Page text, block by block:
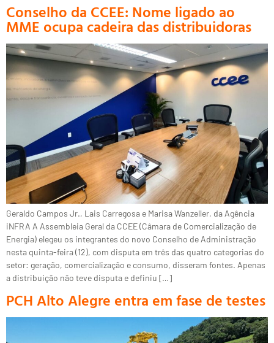
Conselho da CCEE: Nome ligado ao
MME ocupa cadeira das distribuidoras
Geraldo Campos Jr., Lais Carregosa e Marisa Wanzeller, da Agência
iNFRA A Assembleia Geral da CCEE (Câmara de Comercialização de
Energia) elegeu os integrantes do novo Conselho de Administração
nesta quinta-feira (12), com disputa em três das quatro categorias do
setor: geração, comercialização e consumo, disseram fontes. Apenas
a distribuição não teve disputa e definiu […]
PCH Alto Alegre entra em fase de testes